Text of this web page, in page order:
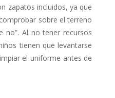
zapatos incluidos, ya que
sobre el terreno
no”. Al no tener recursos
tienen que levantarse
el uniforme antes de